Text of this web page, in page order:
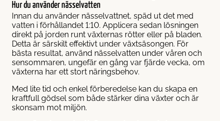
Hur du använder nässelvatten
Innan du använder nässelvattnet, späd ut det med
vatten i förhållandet 1:10. Applicera sedan lösningen
direkt på jorden runt växternas rötter eller på bladen.
Detta är särskilt effektivt under växtsäsongen. För
bästa resultat, använd nässelvatten under våren och
sensommaren, ungefär en gång var fjärde vecka, om
växterna har ett stort näringsbehov.
Med lite tid och enkel förberedelse kan du skapa en
kraftfull gödsel som både stärker dina växter och är
skonsam mot miljön.